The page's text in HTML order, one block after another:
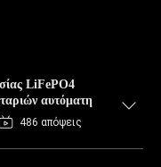
LiFePO4
αυτόματη
486 απόψεις